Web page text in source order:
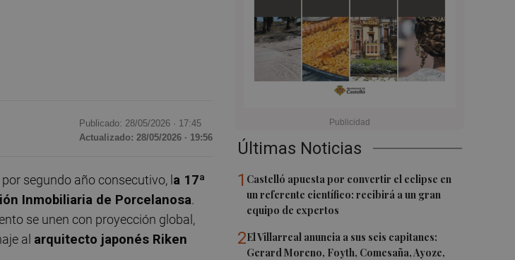
Últimas Noticias
1 Castelló apuesta por convertir el eclipse en
un referente científico: recibirá a un gran
equipo de expertos
2El Villarreal anuncia a sus seis capitanes:
Gerard Moreno, Foyth, Comesaña, Ayoze,
Publicado: 28/05/2026 · 17:45
Actualizado: 28/05/2026 · 19:56
segundo año consecutivo, la 17ª
Inmobiliaria de Porcelanosa.
se unen con proyección global,
al arquitecto japonés Riken